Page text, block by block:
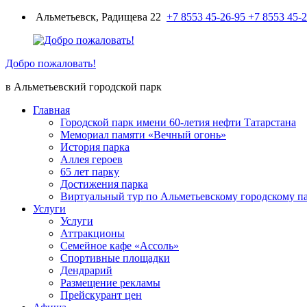
Перейти
содержимому
Альметьевск, Радищева 22 +7 8553 45-26-95 +7 8553 45-
Добро пожаловать!
в Альметьевский городской парк
Главная
Городской парк имени 60-летия нефти Татарстана
Мемориал памяти «Вечный огонь»
История парка
Аллея героев
65 лет парку
Достижения парка
Виртуальный тур по Альметьевскому городскому
Услуги
Услуги
Аттракционы
Семейное кафе «Ассоль»
Спортивные площадки
Дендрарий
Размещение рекламы
Прейскурант цен